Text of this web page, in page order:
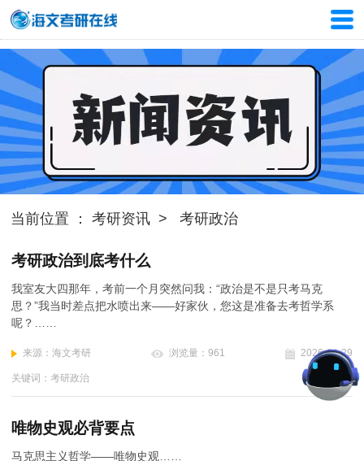
当前位置 ：考研资讯 >考研政治
考研政治到底考什么
我室友大四那年，考前一个月突然问我：“政治是不是只考马克
思？”我当时差点把水喷出来——好家伙，您这是准备去考哲学系
呢？……
来源：海文考研 浏览量：961 2026-04-29
关键词：考研政治
唯物史观必背要点
马克思主义哲学——唯物史观……